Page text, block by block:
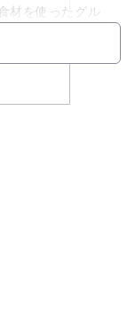
材を使ったグル